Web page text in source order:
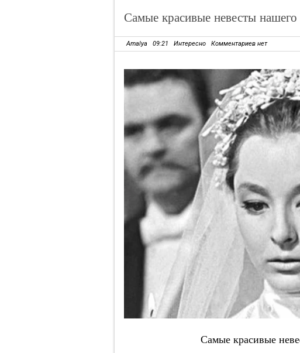
Самые красивые невесты
Amalya 09:21 Интересно Комментариев нет
Самые красивые